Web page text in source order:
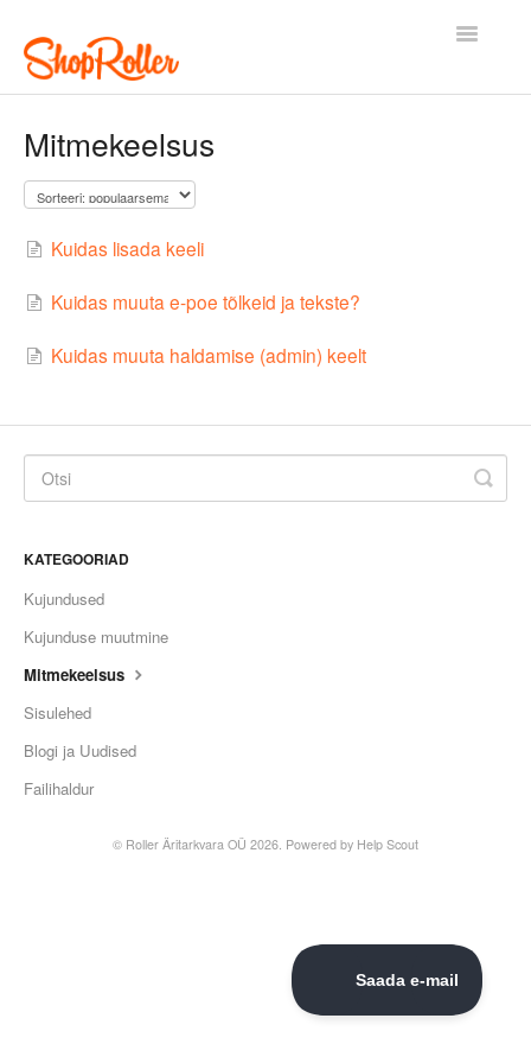
Toggle
Mitmekeelsus
Kuidas lisada keeli
Kuidas muuta e-poe tõlkeid ja tekste?
Kuidas muuta haldamise (admin) keelt
KATEGOORIAD
Kujundused
Kujunduse muutmine
Mitmekeelsus
Sisulehed
Blogi ja Uudised
Failihaldur
© Roller Äritarkvara OÜ 2026. Powered by Help Scout